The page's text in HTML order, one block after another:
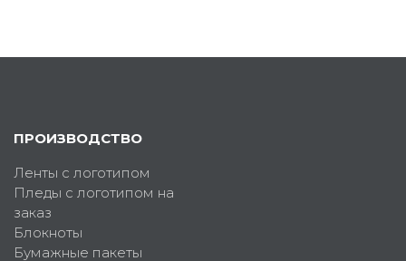
ПРОИЗВОДСТВО
Ленты с логотипом
Пледы с логотипом на
заказ
Блокноты
Бумажные пакеты